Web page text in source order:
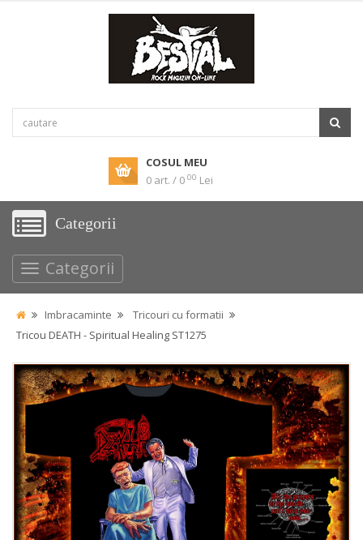
COSUL MEU
0 art. / 0 00 Lei
Categorii
Categorii
Imbracaminte
Tricouri cu formatii
Tricou DEATH - Spiritual Healing ST1275